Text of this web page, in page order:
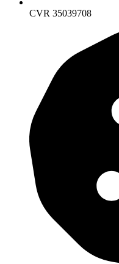
CVR 35039708